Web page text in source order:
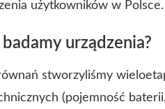
użytkowników w Polsce.
urządzenia?
stworzyliśmy
(pojemność